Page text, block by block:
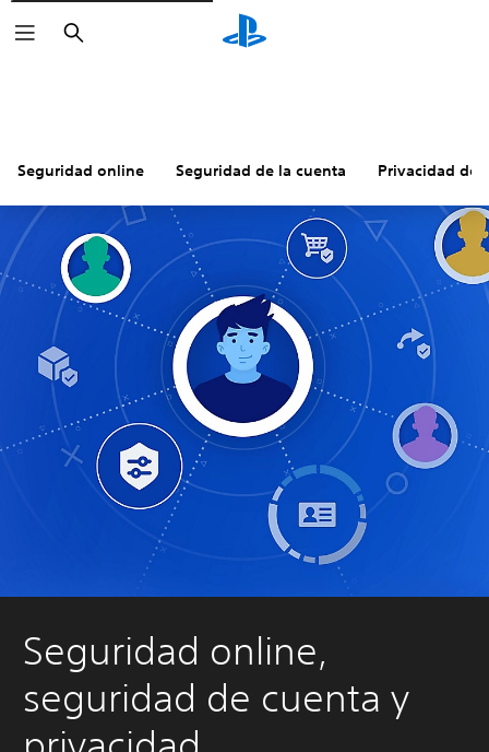
Buscar
Seguridad online Seguridad de la cuenta Privacidad de
Seguridad online,
seguridad de cuenta y